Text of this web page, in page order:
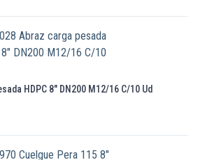
HDPC 8″ DN200 M12/16 C/10 Ud